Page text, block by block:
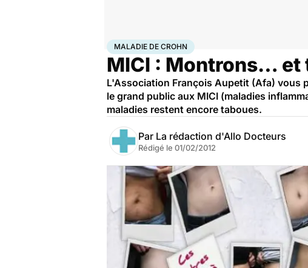
AccueilSantéMaladiesMaladie de Crohn
MALADIE DE CROHN
MICI : Montrons… et
L'Association François Aupetit (Afa) vous
le grand public aux MICI (maladies
maladies restent encore taboues.
Par La rédaction d'Allo Docteurs
Rédigé le 01/02/2012